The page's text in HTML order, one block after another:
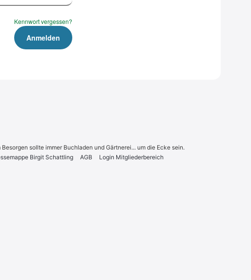
Kennwort vergessen?
sollte immer Buchladen und Gärtnerei... um die Ecke sein.
Bir­git Schatt­ling AGB Log­in Mit­glie­der­be­reich